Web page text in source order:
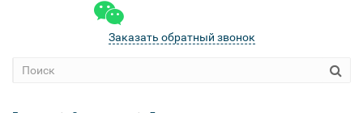
Заказать обратный звонок